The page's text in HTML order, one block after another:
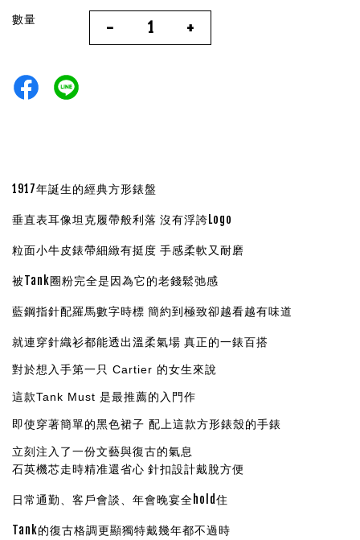
數量 - +
1917年誕生的經典方形錶盤
垂直表耳像坦克履帶般利落 沒有浮誇Logo
粒面小牛皮錶帶細緻有挺度 手感柔軟又耐磨
被Tank圈粉完全是因為它的老錢鬆弛感
藍鋼指針配羅馬數字時標 簡約到極致卻越看越有味道
就連穿針織衫都能透出溫柔氣場 真正的一錶百搭
對於想入手第一只 Cartier 的女生來說
這款Tank Must 是最推薦的入門作
即使穿著簡單的黑色裙子 配上這款方形錶殼的手錶
立刻注入了一份文藝與復古的氣息
石英機芯走時精准還省心 針扣設計戴脫方便
日常通勤、客戶會談、年會晚宴全hold住
Tank的復古格調更顯獨特戴幾年都不過時